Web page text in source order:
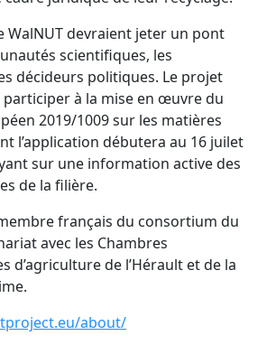
WalNUT devraient jeter un pont
scientifiques, les
décideurs politiques. Le projet
à la mise en œuvre du
2019/1009 sur les matières
l’application débutera au 16 juilet
sur une information active des
de la filière.
membre français du consortium du
avec les Chambres
d’agriculture de l’Hérault et de la
about/